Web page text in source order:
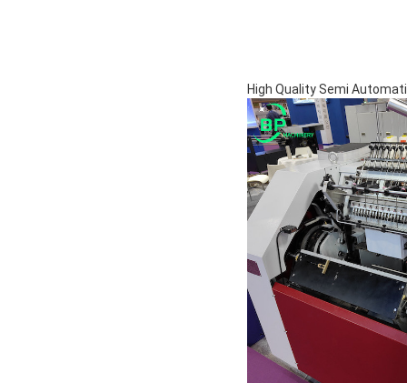
High Quality Semi